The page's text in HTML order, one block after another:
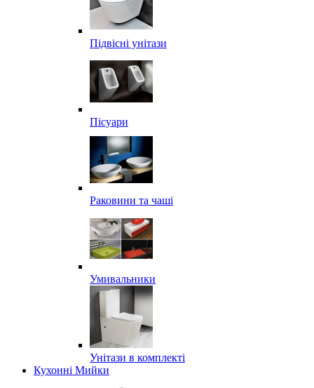
Підвісні унітази
Пісуари
Раковини та чаші
Умивальники
Унітази в комплекті
Кухонні Мийки